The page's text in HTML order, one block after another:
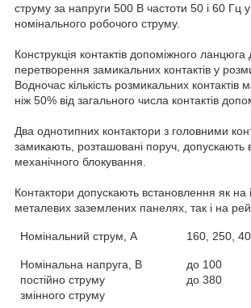
струму за напруги 500 В частоти 50 і 60 Гц
номінального робочого струму.
Конструкція контактів допоміжного ланцюга
перетворення замикальних контактів у
Водночас кількість розмикальних контактів
ніж 50% від загального числа контактів
Два однотипних контактори з головними
замикають, розташовані поруч, допускають
механічного блокування.
Контактори допускають встановлення як на
металевих заземлених панелях, так і на
Номінальний струм, А 160, 250,
Номінальна напруга, В
постійно струму
змінного струму
до 100
до 380